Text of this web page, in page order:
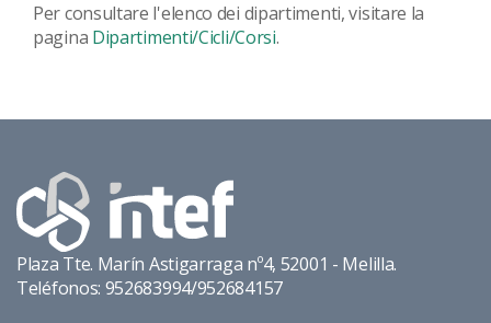
Per consultare l'elenco dei dipartimenti, visitare la
pagina Dipartimenti/Cicli/Corsi.
Plaza Tte. Marín Astigarraga nº4, 52001 - Melilla.
Teléfonos: 952683994/952684157